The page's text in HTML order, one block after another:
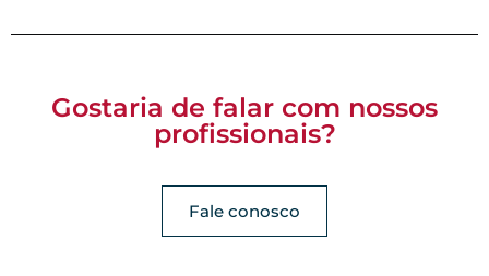
Gostaria de falar com nossos
profissionais?
Fale conosco